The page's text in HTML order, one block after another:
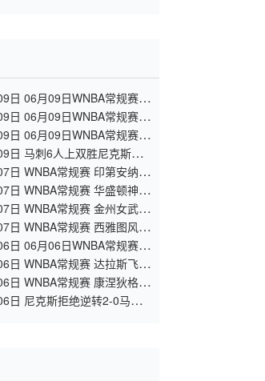
日 06月09日WNBA常规赛
- 101 拉斯维加斯王牌 集锦
日 06月09日WNBA常规赛
78 - 76 华盛顿神秘人 全场集
日 06月09日WNBA常规赛
- 80 康涅狄格太阳 全场集锦
日 马刺6人上双胜尼克斯追
大头32分&末节12分
日 WNBA常规赛 印第安纳狂
自由人 全场集锦
日 WNBA常规赛 华盛顿神秘
特兰大梦想 全场集锦
日 WNBA常规赛 金州女武神
加斯王牌 全场集锦
日 WNBA常规赛 西雅图风暴
达山猫 全场集锦
日 06月06日WNBA常规赛
72波特兰火焰 全场集锦
日 WNBA常规赛 达拉斯飞翼
火花 全场集锦
日 WNBA常规赛 康涅狄格太
哥天空 全场集锦
日 尼克斯拒绝逆转2-0马